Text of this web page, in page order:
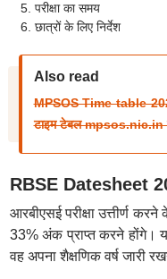
परीक्षा का समय
छात्रों के लिए निर्देश
Also read
MPSOS Time table
टाइम टेबल mpsos.nic.in
RBSE Datesheet
आरबीएसई परीक्षा उत्तीर्ण
33% अंक प्राप्त करने होंगे।
वह अपना शैक्षणिक वर्ष जारी